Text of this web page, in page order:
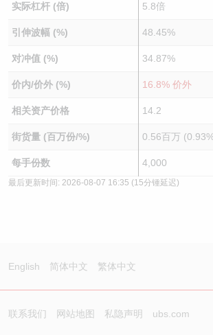
实际杠杆 (倍) 5.8倍
引伸波幅 (%) 48.45%
对冲值 (%) 34.87%
价内/价外 (%) 16.8% 价外
相关资产价格 14.2
街货量 (百万份/%) 0.56百万
每手份数 4,000
最后更新时间: 2026-08-07 16:35 (15分锺延迟)
English 简体中文 繁体中文
联系我们 网站地图 私隐声明 ubs.com